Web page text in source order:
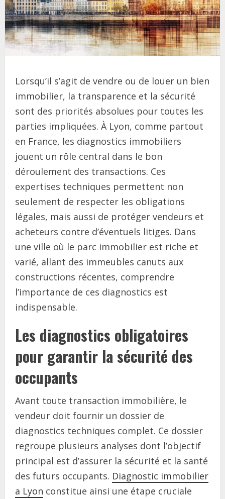
Lorsqu’il s’agit de vendre ou de louer un bien
immobilier, la transparence et la sécurité
sont des priorités absolues pour toutes les
parties impliquées. À Lyon, comme partout
en France, les diagnostics immobiliers
jouent un rôle central dans le bon
déroulement des transactions. Ces
expertises techniques permettent non
seulement de respecter les obligations
légales, mais aussi de protéger vendeurs et
acheteurs contre d’éventuels litiges. Dans
une ville où le parc immobilier est riche et
varié, allant des immeubles canuts aux
constructions récentes, comprendre
l’importance de ces diagnostics est
indispensable.
Les diagnostics obligatoires
pour garantir la sécurité des
occupants
Avant toute transaction immobilière, le
vendeur doit fournir un dossier de
diagnostics techniques complet. Ce dossier
regroupe plusieurs analyses dont l’objectif
principal est d’assurer la sécurité et la santé
des futurs occupants. Diagnostic immobilier
a Lyon constitue ainsi une étape cruciale